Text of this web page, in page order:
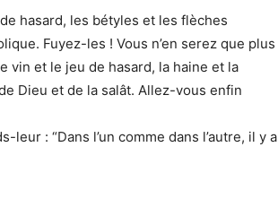
hasard, les bétyles et les flèches
Fuyez-les ! Vous n’en serez que plus
vin et le jeu de hasard, la haine et la
Dieu et de la salât. Allez-vous enfin
: “Dans l’un comme dans l’autre, il y a